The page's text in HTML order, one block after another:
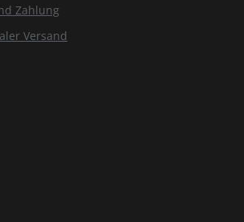
Zahlung
Versand